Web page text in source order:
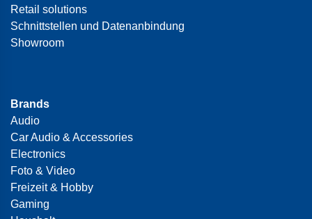
Retail solutions
Schnittstellen und Datenanbindung
Showroom
Brands
Audio
Car Audio & Accessories
Electronics
Foto & Video
Freizeit & Hobby
Gaming